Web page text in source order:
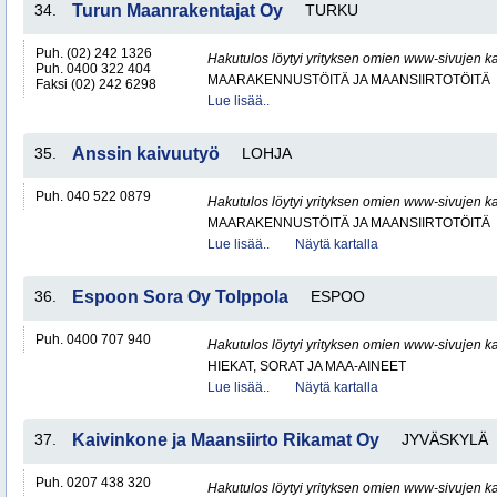
34. Turun Maanrakentajat Oy TURKU
Puh. (02) 242 1326
Puh. 0400 322 404
Faksi (02) 242 6298
Hakutulos löytyi yrityksen omien www-sivujen
MAARAKENNUSTÖITÄ JA MAANSIIRTOTÖITÄ
Lue lisää..
35. Anssin kaivuutyö LOHJA
Puh. 040 522 0879
Hakutulos löytyi yrityksen omien www-sivujen
MAARAKENNUSTÖITÄ JA MAANSIIRTOTÖITÄ
Lue lisää..
Näytä kartalla
36. Espoon Sora Oy Tolppola ESPOO
Puh. 0400 707 940
Hakutulos löytyi yrityksen omien www-sivujen
HIEKAT, SORAT JA MAA-AINEET
Lue lisää..
Näytä kartalla
37. Kaivinkone ja Maansiirto Rikamat Oy JYVÄSKYLÄ
Puh. 0207 438 320
Hakutulos löytyi yrityksen omien www-sivujen